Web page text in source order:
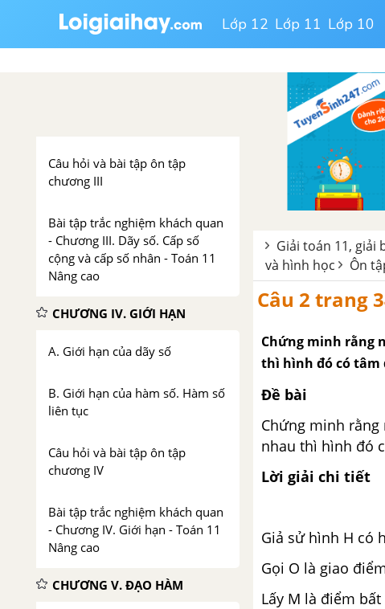
Lớp 12 Lớp 11 Lớp 10
Bài 2. Dãy số
Câu hỏi và bài tập ôn tập
chương III
Bài tập trắc nghiệm khách quan
- Chương III. Dãy số. Cấp số
cộng và cấp số nhân - Toán 11
Nâng cao
CHƯƠNG IV. GIỚI HẠN
A. Giới hạn của dãy số
B. Giới hạn của hàm số. Hàm số
liên tục
Câu hỏi và bài tập ôn tập
chương IV
Bài tập trắc nghiệm khách quan
- Chương IV. Giới hạn - Toán 11
Nâng cao
CHƯƠNG V. ĐẠO HÀM
Giải toán 11, giải
và hình học
Ôn
Câu 2 trang
Chứng minh rằng
thì hình đó có tâm
Đề bài
Chứng minh
nhau thì hình đó
Lời giải chi tiết
Giả sử hình H có
Gọi O là giao
Lấy M là điểm